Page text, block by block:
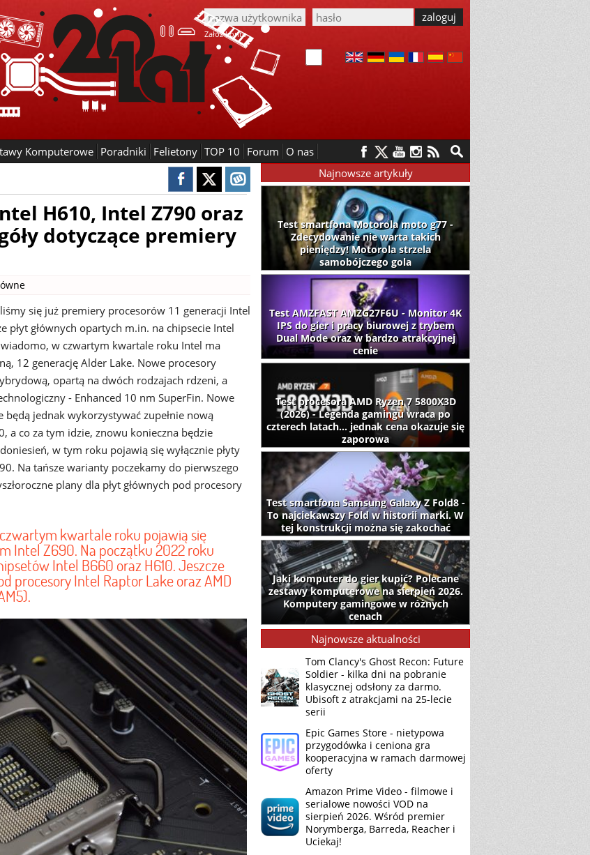
Załóż konto
Komputerowe Poradniki Felietony TOP 10 Forum O nas
H610, Intel Z790 oraz
dotyczące premiery
się już premiery procesorów 11 generacji Intel
płyt głównych opartych m.in. na chipsecie Intel
w czwartym kwartale roku Intel ma
12 generację Alder Lake. Nowe procesory
opartą na dwóch rodzajach rdzeni, a
- Enhanced 10 nm SuperFin. Nowe
będą jednak wykorzystywać zupełnie nową
a co za tym idzie, znowu konieczna będzie
w tym roku pojawią się wyłącznie płyty
Na tańsze warianty poczekamy do pierwszego
plany dla płyt głównych pod procesory
kwartale roku pojawią się
Intel Z690. Na początku 2022 roku
Intel B660 oraz H610. Jeszcze
procesory Intel Raptor Lake oraz AMD
Najnowsze artykuły
Test smartfona Motorola moto g77 -
Zdecydowanie nie warta takich
pieniędzy! Motorola strzela
samobójczego gola
Test AMZFAST AMZG27F6U - Monitor 4K
IPS do gier i pracy biurowej z trybem
Dual Mode oraz w bardzo atrakcyjnej
cenie
Test procesora AMD Ryzen 7 5800X3D
(2026) - Legenda gamingu wraca po
czterech latach... jednak cena okazuje się
zaporowa
Test smartfona Samsung Galaxy Z Fold8 -
To najciekawszy Fold w historii marki. W
tej konstrukcji można się zakochać
Jaki komputer do gier kupić? Polecane
zestawy komputerowe na sierpień 2026.
Komputery gamingowe w różnych
cenach
Najnowsze aktualności
Tom Clancy's Ghost Recon: Future
Soldier - kilka dni na pobranie
klasycznej odsłony za darmo.
Ubisoft z atrakcjami na 25-lecie
serii
Epic Games Store - nietypowa
przygodówka i ceniona gra
kooperacyjna w ramach darmowej
oferty
Amazon Prime Video - filmowe i
serialowe nowości VOD na
sierpień 2026. Wśród premier
Norymberga, Barreda, Reacher i
Uciekaj!